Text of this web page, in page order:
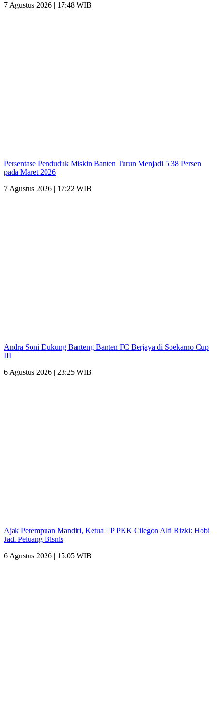
7 Agustus 2026 | 17:48 WIB
Persentase Penduduk Miskin Banten Turun Menjadi 5,38 Persen
pada Maret 2026
7 Agustus 2026 | 17:22 WIB
Andra Soni Dukung Banteng Banten FC Berjaya di Soekarno Cup
III
6 Agustus 2026 | 23:25 WIB
Ajak Perempuan Mandiri, Ketua TP PKK Cilegon Alfi Rizki: Hobi
Jadi Peluang Bisnis
6 Agustus 2026 | 15:05 WIB